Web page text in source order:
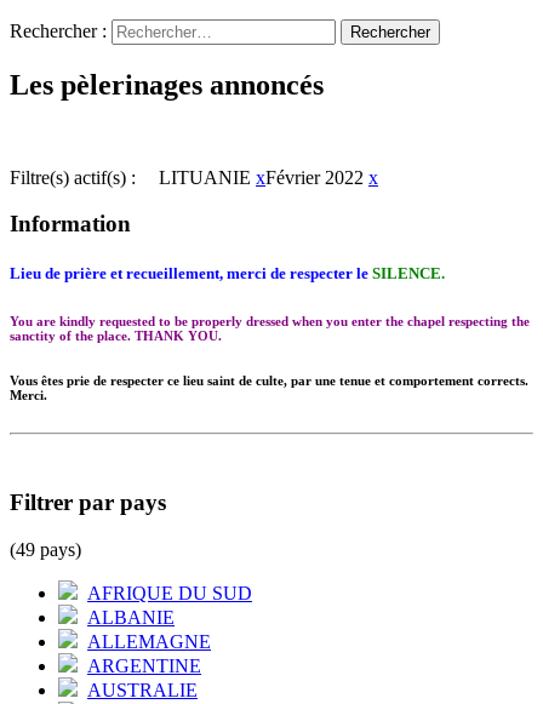
Rechercher :
Les pèlerinages annoncés
Filtre(s) actif(s) : LITUANIE xFévrier 2022 x
Information
Lieu de prière et recueillement, merci de respecter le SILENCE.
You are kindly requested to be properly dressed when you enter the chapel respecting the
sanctity of the place. THANK YOU.
Vous êtes prie de respecter ce lieu saint de culte, par une tenue et comportement corrects.
Merci.
Filtrer par pays
(49 pays)
AFRIQUE DU SUD
ALBANIE
ALLEMAGNE
ARGENTINE
AUSTRALIE